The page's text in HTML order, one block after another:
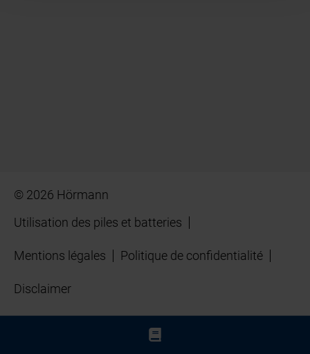
© 2026 Hörmann
Utilisation des piles et batteries
Mentions légales Politique de confidentialité
Disclaimer